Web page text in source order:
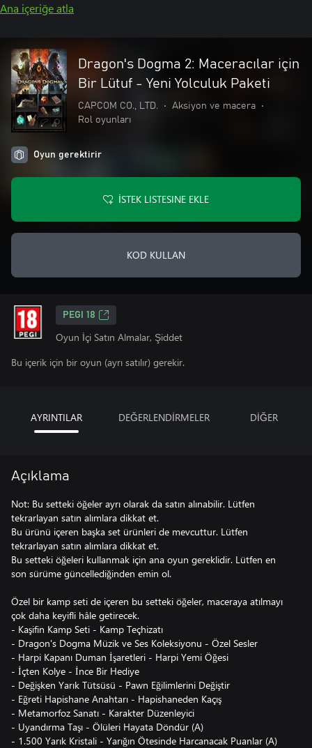
Ana içeriğe atla
Dragon's Dogma 2: Maceracılar için
Bir Lütuf - Yeni Yolculuk Paketi
CAPCOM CO., LTD. • Aksiyon ve macera
•
Rol oyunları
Oyun gerektirir
İSTEK LISTESINE EKLE
KOD KULLAN
PEGI 18
Oyun İçi Satın Almalar, Şiddet
Bu içerik için bir oyun (ayrı satılır) gerekir.
AYRINTILAR DEĞERLENDİRMELER DİĞER
Açıklama
Not: Bu setteki öğeler ayrı olarak da satın alınabilir. Lütfen
tekrarlayan satın alımlara dikkat et.
Bu ürünü içeren başka set ürünleri de mevcuttur. Lütfen
tekrarlayan satın alımlara dikkat et.
Bu setteki öğeleri kullanmak için ana oyun gereklidir. Lütfen en
son sürüme güncellediğinden emin ol.
Özel bir kamp seti de içeren bu setteki öğeler, maceraya atılmayı
çok daha keyifli hâle getirecek.
- Kaşifin Kamp Seti - Kamp Teçhizatı
- Dragon's Dogma Müzik ve Ses Koleksiyonu - Özel Sesler
- Harpi Kapanı Duman İşaretleri - Harpi Yemi Öğesi
- İçten Kolye - İnce Bir Hediye
- Değişken Yarık Tütsüsü - Pawn Eğilimlerini Değiştir
- Eğreti Hapishane Anahtarı - Hapishaneden Kaçış
- Metamorfoz Sanatı - Karakter Düzenleyici
- Uyandırma Taşı - Ölüleri Hayata Döndür (A)
- 1.500 Yarık Kristali - Yarığın Ötesinde Harcanacak Puanlar (A)